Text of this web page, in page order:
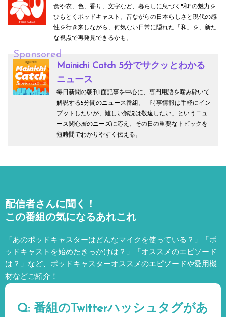
食や衣、色、香り、文字など、暮らしに息づく"和"の魅力を
ひもとくポッドキャスト。昔ながらの日本らしさと現代の感
性を行き来しながら、何気ない日常に隠れた「和」を、新た
な視点で再発見できるかも。
Sponsored
Mainichi Catch 5分でサクッとわかる
ニュース
毎日新聞の朝刊1面記事を中心に、専門用語を噛み砕いて
解説する5分間のニュース番組。「時事情報は手軽にイン
プットしたいが、難しい解説は敬遠したい」というニュ
ース関心層のニーズに応え、その日の重要なトピックを
短時間でわかりやすく伝える。
配信者さんに聞く！
この番組の気になるあれこれ
「あのポッドキャスターはどんなマイクを使っている？」「ポ
ッドキャストを始めたきっかけは？」「オススメのエピソード
は？」など、 ポッドキャスターオススメのエピソードや愛用機
材などご紹介！
Q: 番組のTwitterハッシュタグがあ